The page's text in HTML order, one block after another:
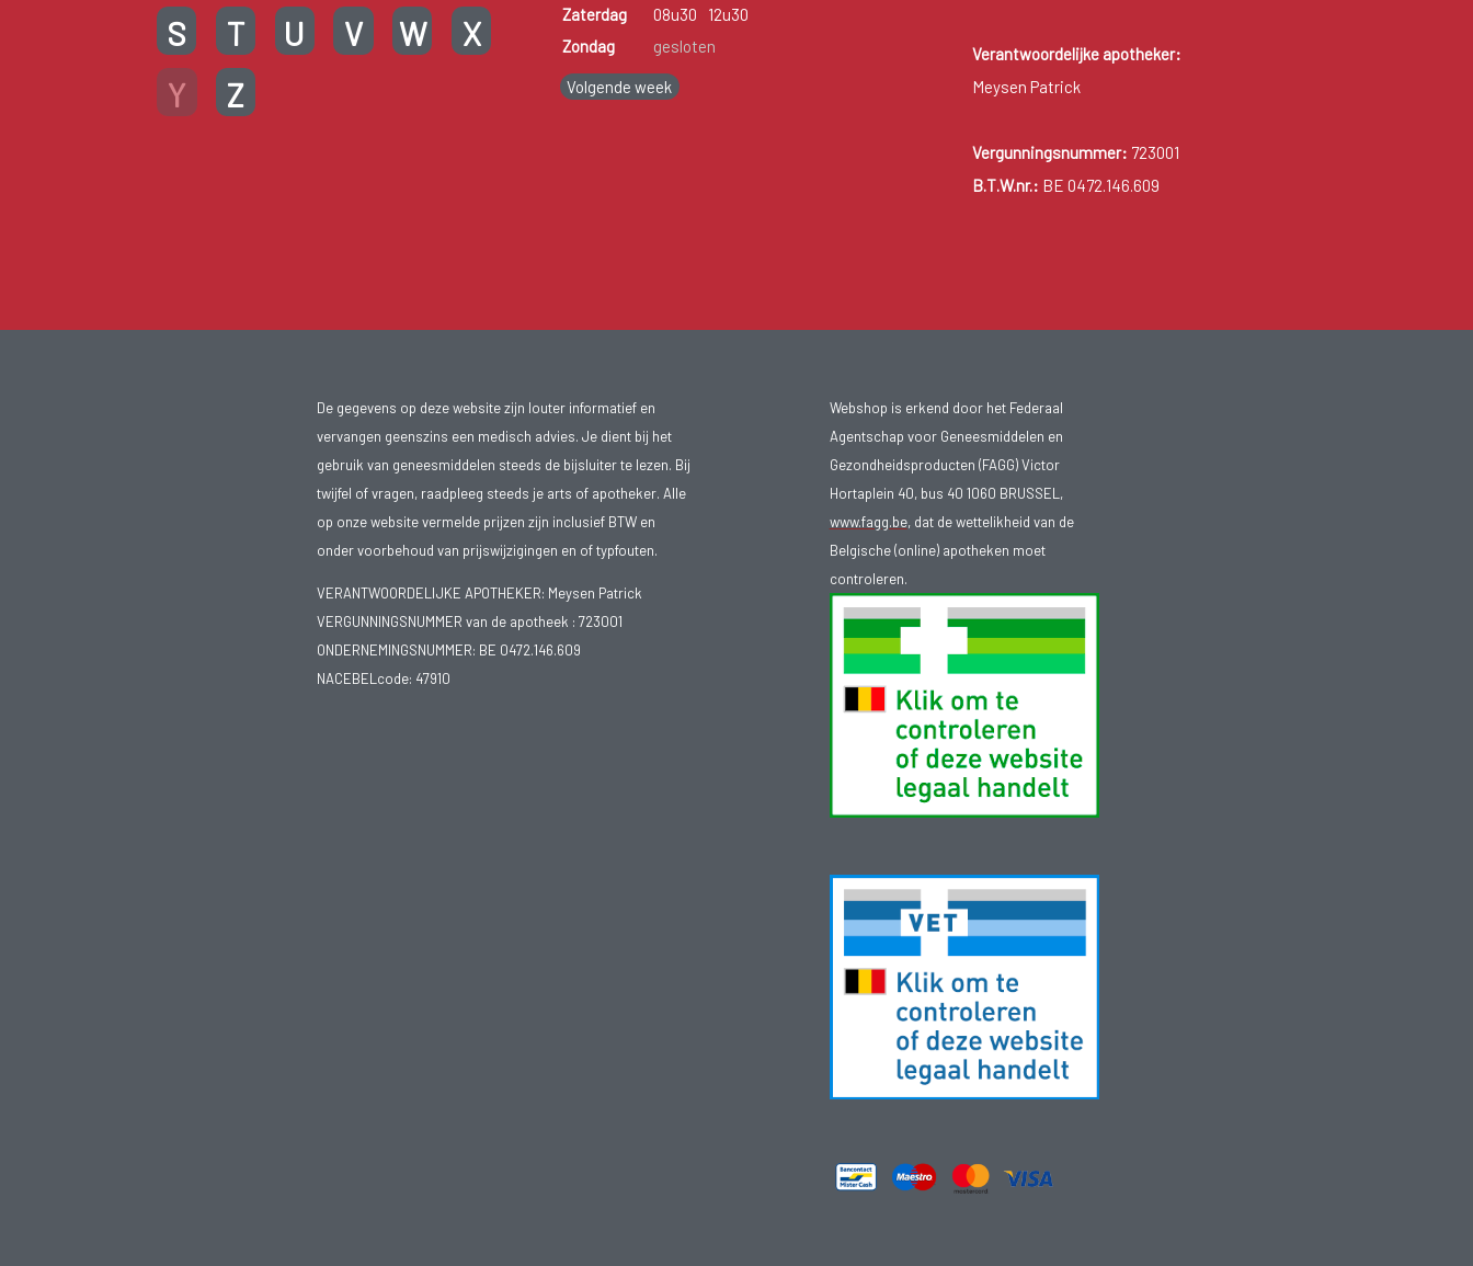
S
T U V W
X
Y
Z
Zaterdag
08u30
12u30
Zondag
gesloten
Volgende week
Verantwoordelijke apotheker:
Meysen Patrick
Vergunningsnummer: 723001
B.T.W.nr.: BE 0472.146.609
De gegevens op deze website zijn louter informatief en
vervangen geenszins een medisch advies. Je dient bij het
gebruik van geneesmiddelen steeds de bijsluiter te lezen. Bij
twijfel of vragen, raadpleeg steeds je arts of apotheker. Alle
op onze website vermelde prijzen zijn inclusief BTW en
onder voorbehoud van prijswijzigingen en of typfouten.
VERANTWOORDELIJKE APOTHEKER: Meysen Patrick
VERGUNNINGSNUMMER van de apotheek : 723001
ONDERNEMINGSNUMMER: BE 0472.146.609
NACEBELcode: 47910
Webshop is erkend door het Federaal
Agentschap voor Geneesmiddelen en
Gezondheidsproducten (FAGG) Victor
Hortaplein 40, bus 40 1060 BRUSSEL,
www.fagg.be, dat de wettelikheid van de
Belgische (online) apotheken moet
controleren.